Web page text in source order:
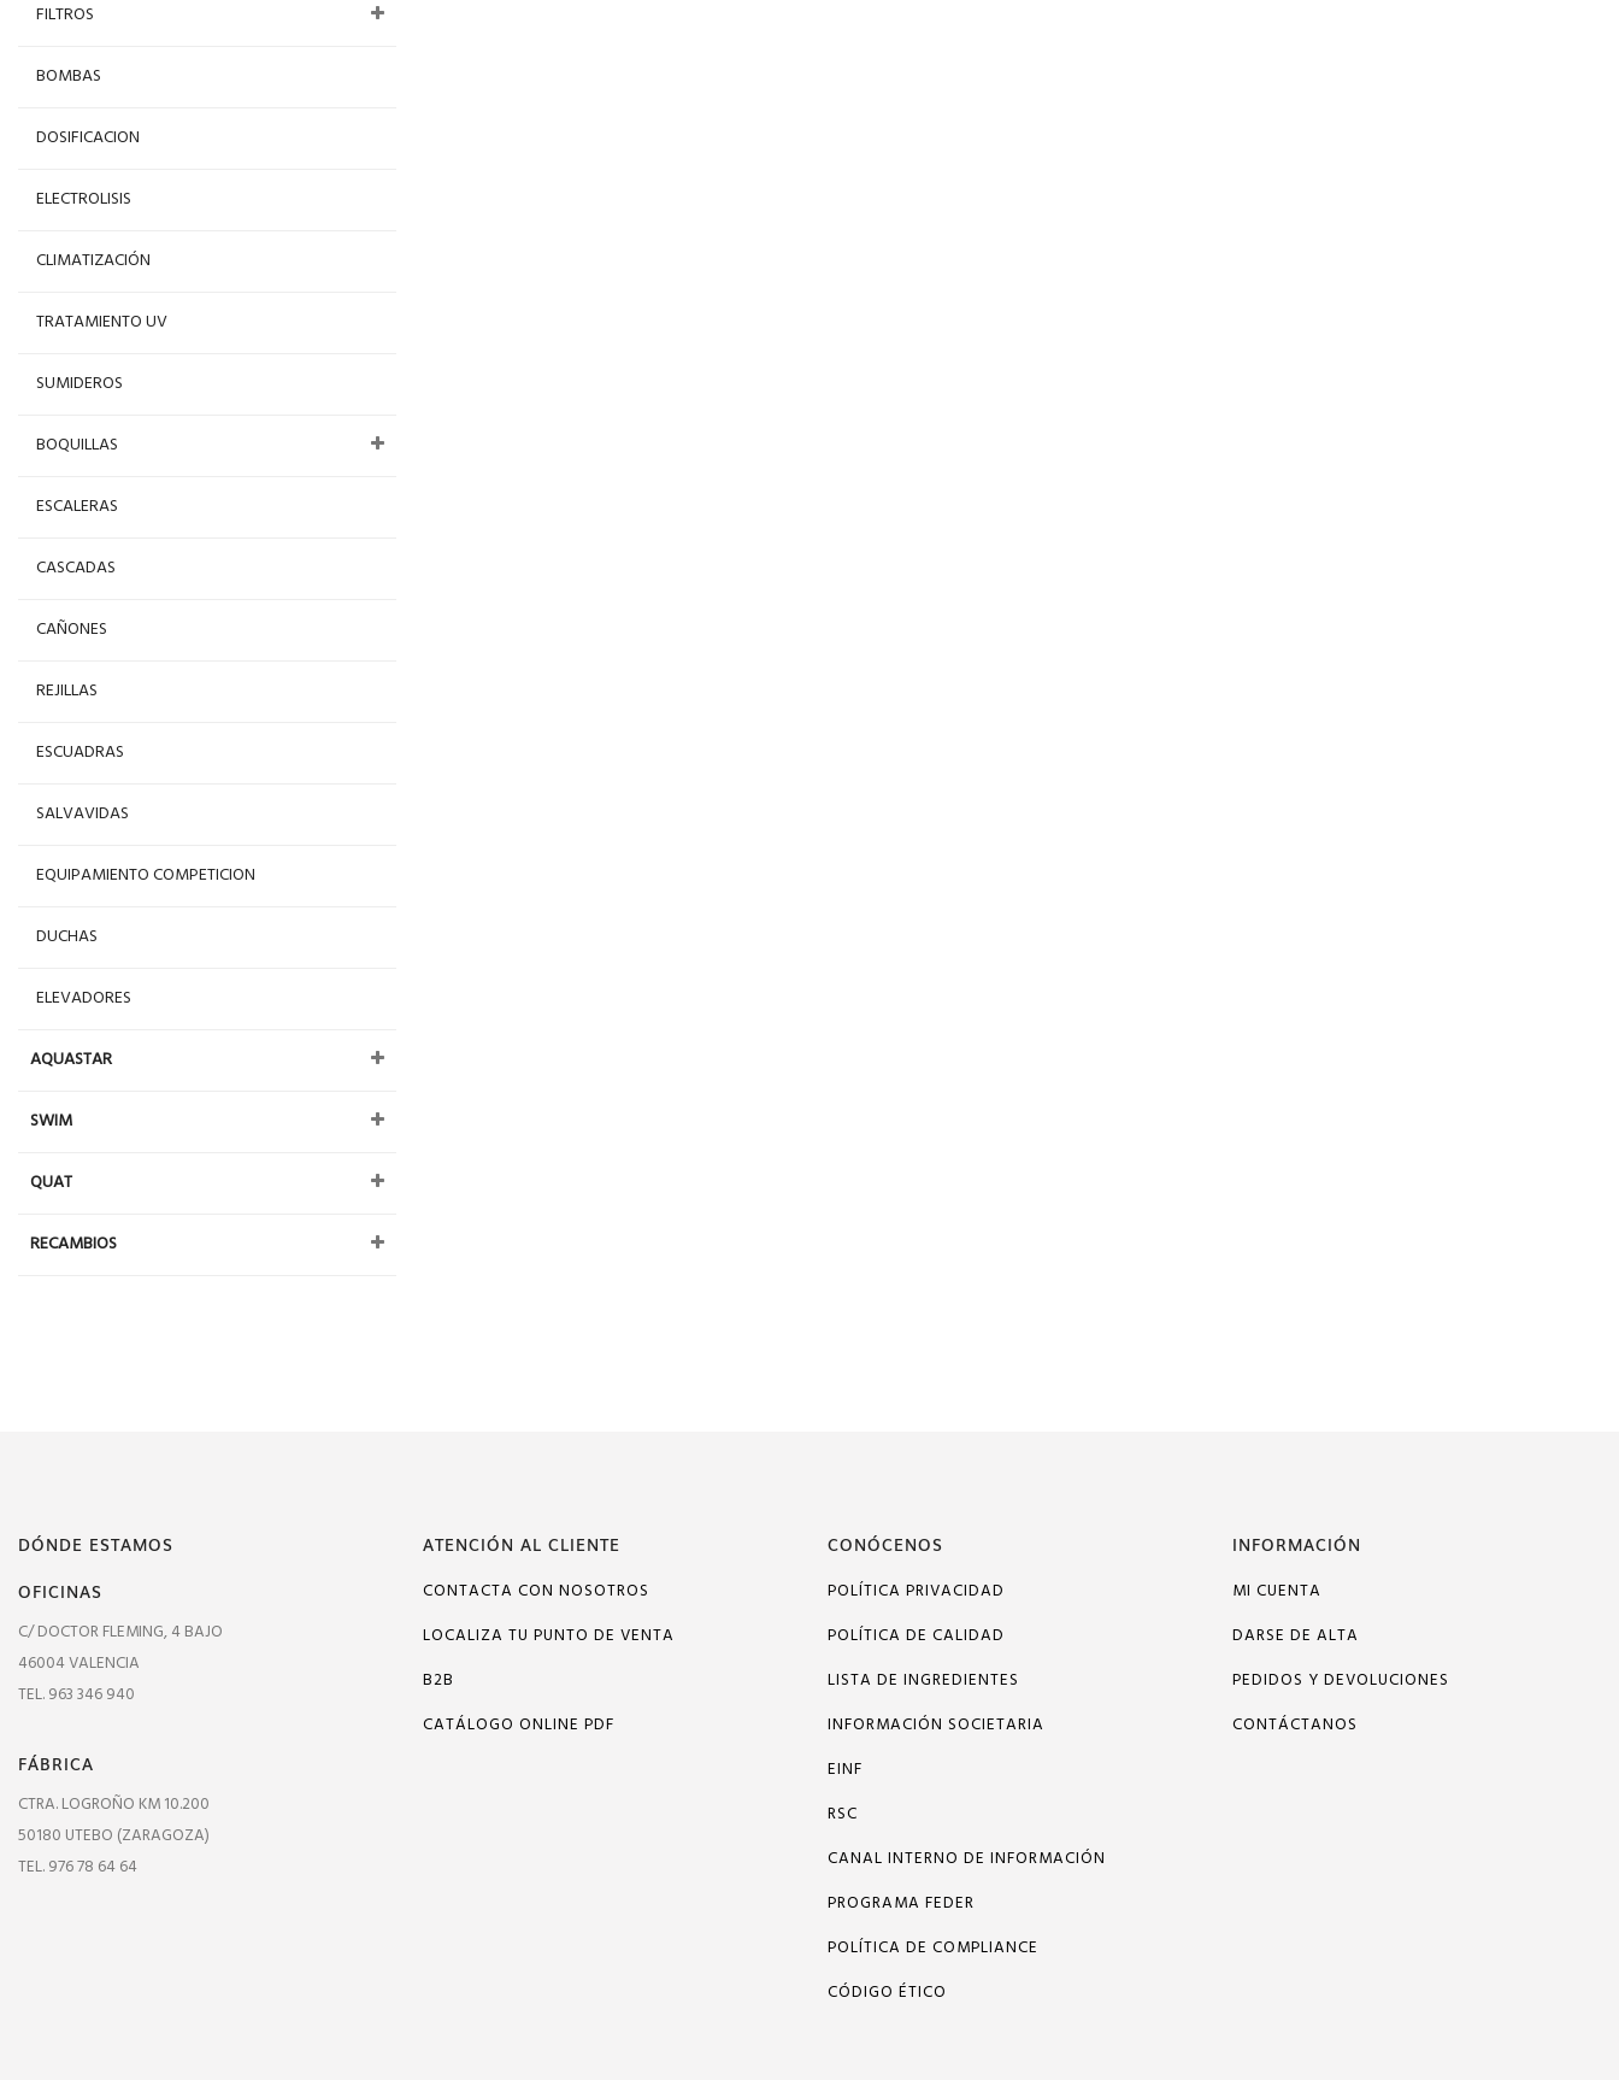
FILTROS
BOMBAS
DOSIFICACION
ELECTROLISIS
CLIMATIZACIÓN
TRATAMIENTO UV
SUMIDEROS
BOQUILLAS
ESCALERAS
CASCADAS
CAÑONES
REJILLAS
ESCUADRAS
SALVAVIDAS
EQUIPAMIENTO COMPETICION
DUCHAS
ELEVADORES
AQUASTAR
SWIM
QUAT
RECAMBIOS
DÓNDE ESTAMOS
OFICINAS
C/ DOCTOR FLEMING, 4 BAJO
46004 VALENCIA
TEL. 963 346 940
FÁBRICA
CTRA. LOGROÑO KM 10.200
50180 UTEBO (ZARAGOZA)
TEL. 976 78 64 64
ATENCIÓN AL CLIENTE
CONTACTA CON NOSOTROS
LOCALIZA TU PUNTO DE VENTA
B2B
CATÁLOGO ONLINE PDF
CONÓCENOS
POLÍTICA PRIVACIDAD
POLÍTICA DE CALIDAD
LISTA DE INGREDIENTES
INFORMACIÓN SOCIETARIA
EINF
RSC
CANAL INTERNO DE INFORMACIÓN
PROGRAMA FEDER
POLÍTICA DE COMPLIANCE
CÓDIGO ÉTICO
INFORMACIÓN
MI CUENTA
DARSE DE ALTA
PEDIDOS Y DEVOLUCIONES
CONTÁCTANOS